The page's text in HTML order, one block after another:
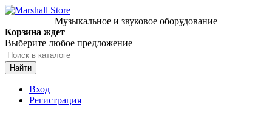
Музыкальное и звуковое оборудование
Корзина ждет
Выберите любое предложение
Найти
Вход
Регистрация